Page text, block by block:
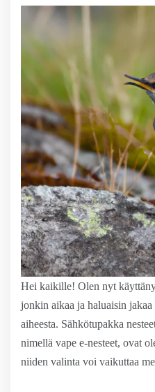
Hei kaikille! Olen nyt
jonkin aikaa ja haluaisin
aiheesta. Sähkötupakka
nimellä vape e-nesteet, ovat
niiden valinta voi vaikuttaa